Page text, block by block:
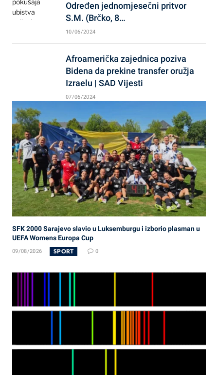
Određen jednomjesečni pritvor
S.M. (Brčko, 8…
10/06/2024
Afroamerička zajednica poziva
Bidena da prekine transfer oružja
Izraelu | SAD Vijesti
07/06/2024
SFK 2000 Sarajevo slavio u Luksemburgu i izborio plasman u
UEFA Womens Europa Cup
09/08/2026 SPORT 0